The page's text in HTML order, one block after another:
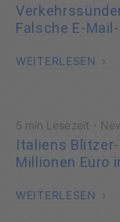
Falsche E-
WEITERLESEN
5 min Lesezeit ·
Italiens
Millionen Euro
WEITERLESEN